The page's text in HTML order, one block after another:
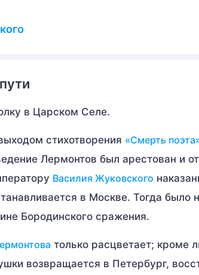
в Царском Селе.
стихотворения «Смерть
Лермонтов был арестован и
Василия Жуковского
в Москве. Тогда было
Бородинского сражения.
только расцветает; кроме
возвращается в Петербург,